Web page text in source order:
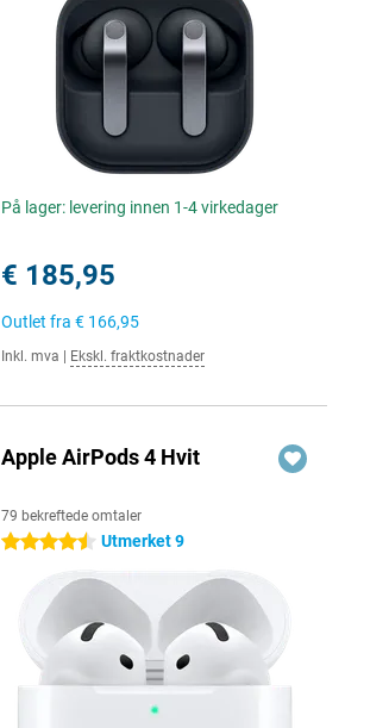
På lager: levering innen 1-4 virkedager
€ 185,95
Outlet fra€ 166,95
Inkl. mva Ekskl. fraktkostnader
Apple AirPods 4 Hvit
79 bekreftede omtaler
4.5 stjerner Utmerket 9